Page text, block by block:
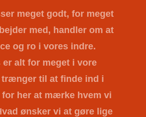
meget godt, for meget
med, handler om at
og ro i vores indre.
er alt for meget i vore
trænger til at finde ind i
her at mærke hvem vi
ønsker vi at gøre lige